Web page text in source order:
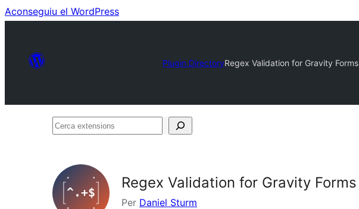
Aconseguiu el WordPress
Plugin DirectoryRegex Validation for Gravity Forms
Cerca
Regex Validation for Gravity Forms
Per Daniel Sturm